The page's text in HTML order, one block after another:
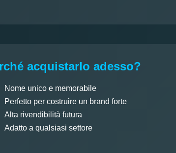
acquistarlo adesso?
Nome unico e memorabile
Perfetto per costruire un brand forte
Alta rivendibilità futura
Adatto a qualsiasi settore